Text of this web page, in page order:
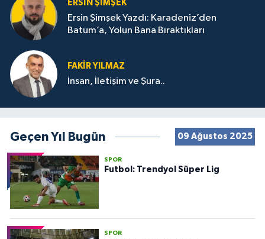
ERSIN ŞIMŞEK
Ersin Şimşek Yazdı: Karadeniz’den
Batum’a, Yolun Bana Bıraktıkları
FAKIR YILMAZ
İnsan, İletişim ve Şura..
Geçen Yıl Bugün 09 Ağustos 2025
SPOR
Futbol: Trendyol Süper Lig
SPOR